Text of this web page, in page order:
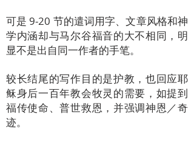
可是 9-20 节的遣词用字、文章风格和神
学内涵却与马尔谷福音的大不相同，明
显不是出自同一作者的手笔。
较长结尾的写作目的是护教，也回应耶
稣身后一百年教会牧灵的需要，如提到
福传使命、普世救恩，并强调神恩／奇
迹。